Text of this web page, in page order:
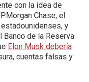
con la idea de
Chase, el
y
Banco de la Reserva
Elon Musk debería
cuentas falsas y